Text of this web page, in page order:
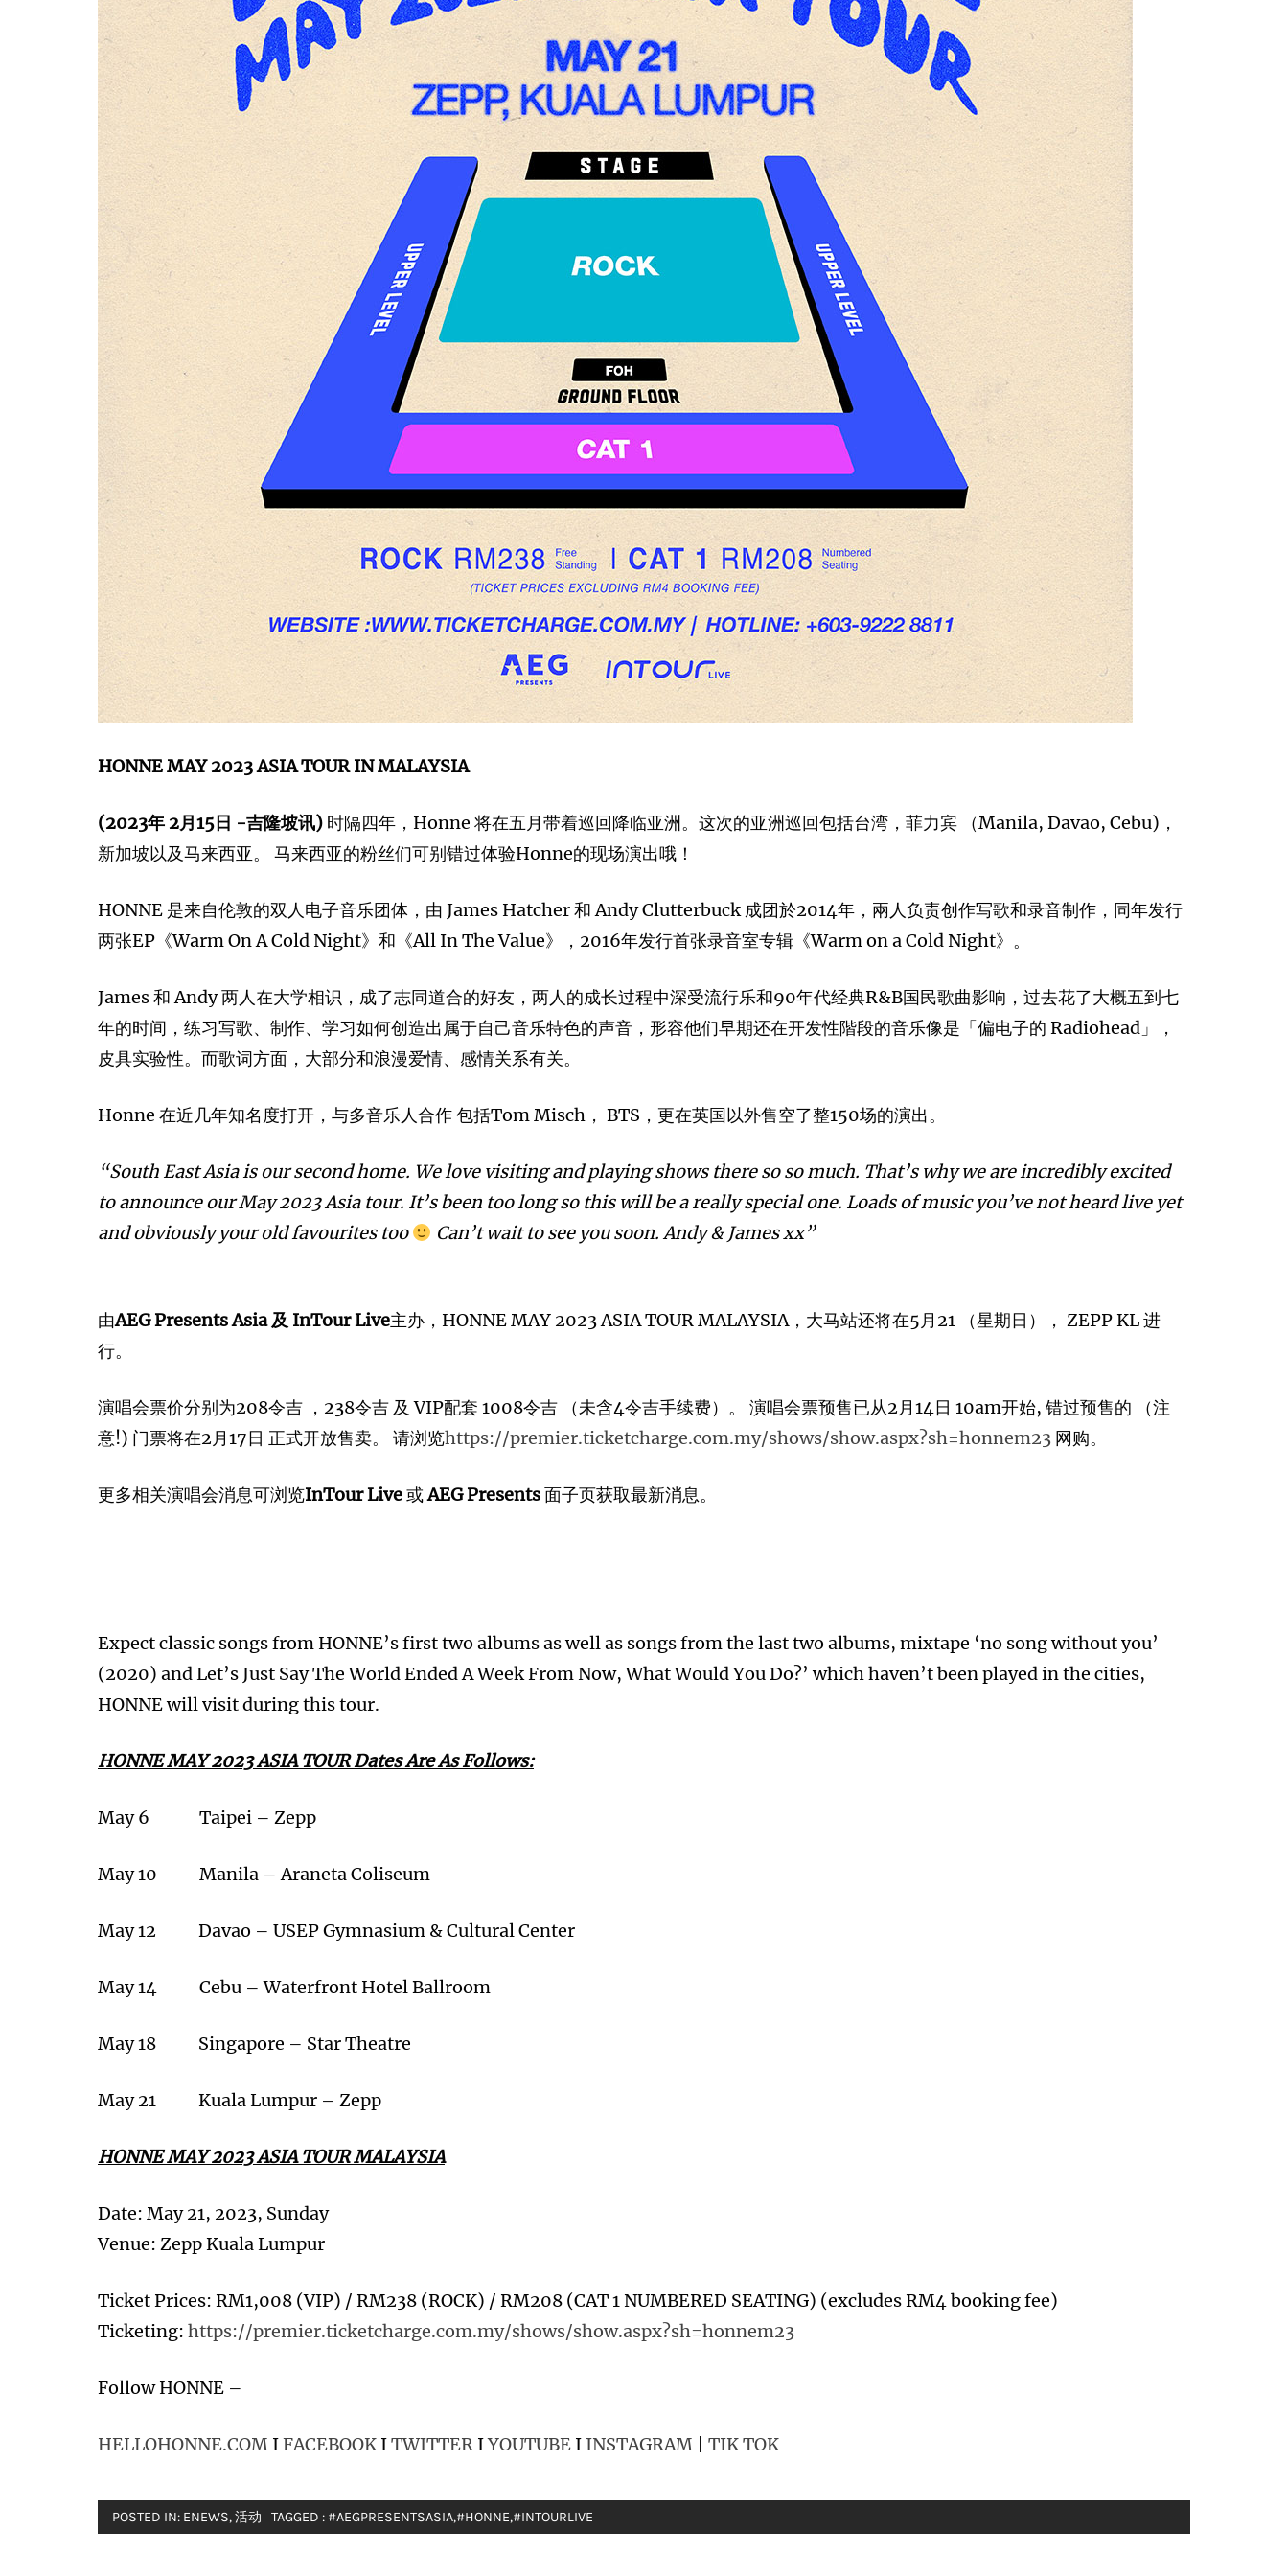
HONNE MAY 2023 ASIA TOUR IN MALAYSIA
(2023年 2月15日 -吉隆坡讯) 时隔四年，Honne 将在五月带着巡回降临亚洲。这次的亚洲巡回包括台湾，菲力宾 （Manila, Davao, Cebu)，
新加坡以及马来西亚。 马来西亚的粉丝们可别错过体验Honne的现场演出哦！
HONNE 是来自伦敦的双人电子音乐团体，由 James Hatcher 和 Andy Clutterbuck 成团於2014年，兩人负责创作写歌和录音制作，同年发行
两张EP《Warm On A Cold Night》和《All In The Value》，2016年发行首张录音室专辑《Warm on a Cold Night》。
James 和 Andy 两人在大学相识，成了志同道合的好友，两人的成长过程中深受流行乐和90年代经典R&B国民歌曲影响，过去花了大概五到七
年的时间，练习写歌、制作、学习如何创造出属于自己音乐特色的声音，形容他们早期还在开发性階段的音乐像是「偏电子的 Radiohead」，
皮具实验性。而歌词方面，大部分和浪漫爱情、感情关系有关。
Honne 在近几年知名度打开，与多音乐人合作 包括Tom Misch， BTS，更在英国以外售空了整150场的演出。
“South East Asia is our second home. We love visiting and playing shows there so so much. That’s why we are incredibly excited
to announce our May 2023 Asia tour. It’s been too long so this will be a really special one. Loads of music you’ve not heard live yet
and obviously your old favourites too
Can’t wait to see you soon. Andy & James xx”
由AEG Presents Asia 及 InTour Live主办，HONNE MAY 2023 ASIA TOUR MALAYSIA，大马站还将在5月21 （星期日）， ZEPP KL 进
行。
演唱会票价分别为208令吉 ，238令吉 及 VIP配套 1008令吉 （未含4令吉手续费）。 演唱会票预售已从2月14日 10am开始, 错过预售的 （注
意!) 门票将在2月17日 正式开放售卖。 请浏览https://premier.ticketcharge.com.my/shows/show.aspx?sh=honnem23 网购。
更多相关演唱会消息可浏览InTour Live或AEG Presents面子页获取最新消息。
Expect classic songs from HONNE’s first two albums as well as songs from the last two albums, mixtape ‘no song without you’
(2020) and Let’s Just Say The World Ended A Week From Now, What Would You Do?’ which haven’t been played in the cities,
HONNE will visit during this tour.
HONNE MAY 2023 ASIA TOUR Dates Are As Follows:
May 6 Taipei – Zepp
May 10 Manila – Araneta Coliseum
May 12 Davao – USEP Gymnasium & Cultural Center
May 14 Cebu – Waterfront Hotel Ballroom
May 18 Singapore – Star Theatre
May 21 Kuala Lumpur – Zepp
HONNE MAY 2023 ASIA TOUR MALAYSIA
Date: May 21, 2023, Sunday
Venue: Zepp Kuala Lumpur
Ticket Prices: RM1,008 (VIP) / RM238 (ROCK) / RM208 (CAT 1 NUMBERED SEATING) (excludes RM4 booking fee)
Ticketing: https://premier.ticketcharge.com.my/shows/show.aspx?sh=honnem23
Follow HONNE –
HELLOHONNE.COM IFACEBOOK ITWITTER IYOUTUBE I INSTAGRAM TIK TOK
POSTED IN: ENEWS,活动 TAGGED :#AEGPRESENTSASIA,#HONNE,#INTOURLIVE